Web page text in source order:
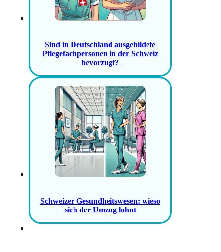
Sind in Deutschland ausgebildete
Pflegefachpersonen in der Schweiz
bevorzugt?
Schweizer Gesundheitswesen: wieso
sich der Umzug lohnt